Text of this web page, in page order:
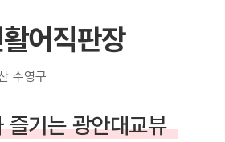
어직판장
수영구
즐기는 광안대교뷰